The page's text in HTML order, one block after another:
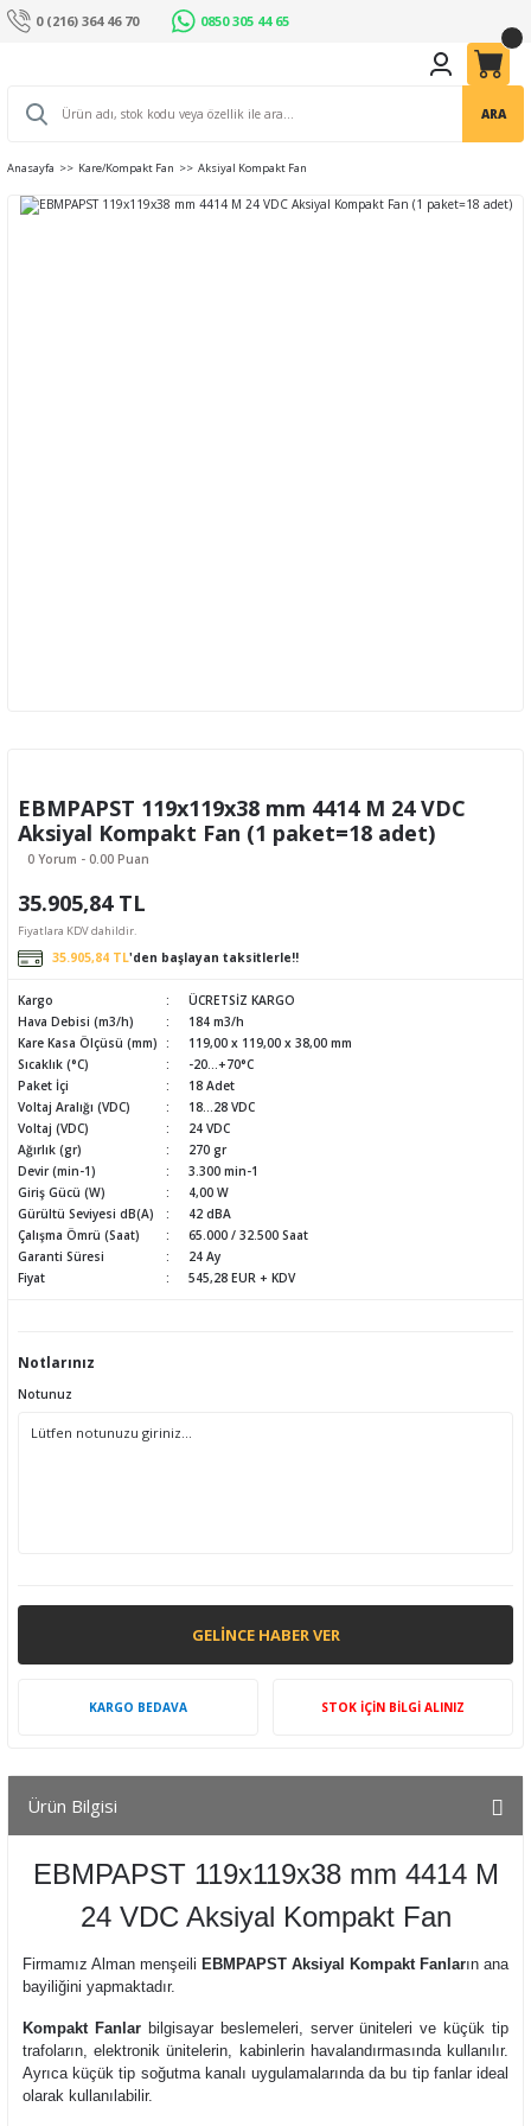
0 (216) 364 46 70 0850 305 44 65
ARA
Anasayfa Kare/Kompakt Fan Aksiyal Kompakt Fan
EBMPAPST 119x119x38 mm 4414 M 24 VDC
Aksiyal Kompakt Fan (1 paket=18 adet)
0 Yorum - 0.00 Puan
35.905,84 TL
Fiyatlara KDV dahildir.
35.905,84 TL'den başlayan taksitlerle!!
Kargo
ÜCRETSİZ KARGO
Hava Debisi (m3/h)
184 m3/h
Kare Kasa Ölçüsü (mm)
119,00 x 119,00 x 38,00 mm
Sıcaklık (°C)
-20...+70°C
Paket İçi
18 Adet
Voltaj Aralığı (VDC)
18...28 VDC
Voltaj (VDC)
24 VDC
Ağırlık (gr)
270 gr
Devir (min-1)
3.300 min-1
Giriş Gücü (W)
4,00 W
Gürültü Seviyesi dB(A)
42 dBA
Çalışma Ömrü (Saat)
65.000 / 32.500 Saat
Garanti Süresi
24 Ay
Fiyat
545,28 EUR + KDV
Notlarınız
Notunuz
GELINCE HABER VER
KARGO BEDAVA STOK İÇİN BİLGİ ALINIZ
Ürün Bilgisi
EBMPAPST 119x119x38 mm 4414 M
24 VDC Aksiyal Kompakt Fan
Firmamız Alman menşeili EBMPAPST Aksiyal Kompakt Fanların ana
bayiliğini yapmaktadır.
Kompakt Fanlarbilgisayar beslemeleri, server üniteleri ve küçük tip
trafoların, elektronik ünitelerin, kabinlerin havalandırmasında kullanılır.
Ayrıca küçük tip soğutma kanalı uygulamalarında da bu tip fanlar ideal
olarak kullanılabilir.